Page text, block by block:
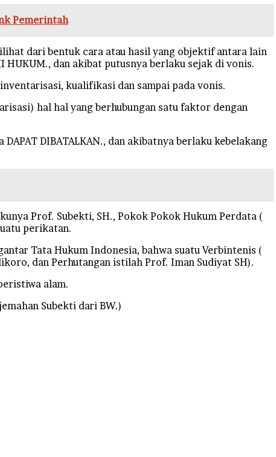
Pemerintah
dari bentuk cara atau hasil yang objektif antara lain
dan akibat putusnya berlaku sejak di vonis.
kualifikasi dan sampai pada vonis.
hal hal yang berhubungan satu faktor dengan
DIBATALKAN., dan akibatnya berlaku kebelakang
Prof. Subekti, SH., Pokok Pokok Hukum Perdata (
perikatan.
Tata Hukum Indonesia, bahwa suatu Verbintenis (
dan Perhutangan istilah Prof. Iman Sudiyat SH).
alam.
Subekti dari BW.)